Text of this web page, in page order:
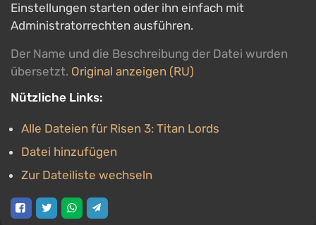
Einstellungen starten oder ihn einfach mit
Administratorrechten ausführen.
Der Name und die Beschreibung der Datei wurden
übersetzt. Original anzeigen (RU)
Nützliche Links:
Alle Dateien für Risen 3: Titan Lords
Datei hinzufügen
Zur Dateiliste wechseln